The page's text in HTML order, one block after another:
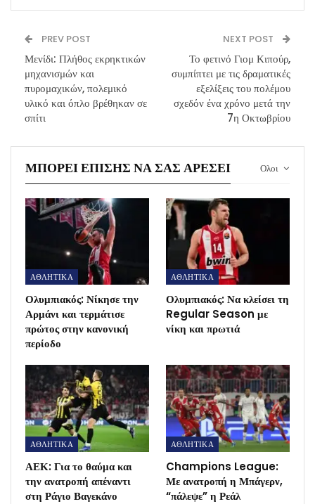
PREV POST
Μενίδι: Πλήθος εκρηκτικών
μηχανισμών και
πυρομαχικών, πολεμικό
υλικό και όπλο βρέθηκαν σε
σπίτι
NEXT POST
Το φετινό Γιομ Κιπούρ,
συμπίπτει με τις δραματικές
εξελίξεις του πολέμου
σχεδόν ένα χρόνο μετά την
7η Οκτωβρίου
Ολοι
ΜΠΟΡΕΊ ΕΠΊΣΗΣ ΝΑ ΣΑΣ ΑΡΈΣΕΙ
ΑΘΛΗΤΙΚΑ
Ολυμπιακός: Νίκησε την
Αρμάνι και τερμάτισε
πρώτος στην κανονική
περίοδο
ΑΘΛΗΤΙΚΑ
Ολυμπιακός: Να κλείσει τη
Regular Season με
νίκη και πρωτιά
ΑΘΛΗΤΙΚΑ
ΑΕΚ: Για το θαύμα και
την ανατροπή απέναντι
στη Ράγιο Βαγεκάνο
ΑΘΛΗΤΙΚΑ
Champions League:
Με ανατροπή η Μπάγερν,
“πάλεψε” η Ρεάλ